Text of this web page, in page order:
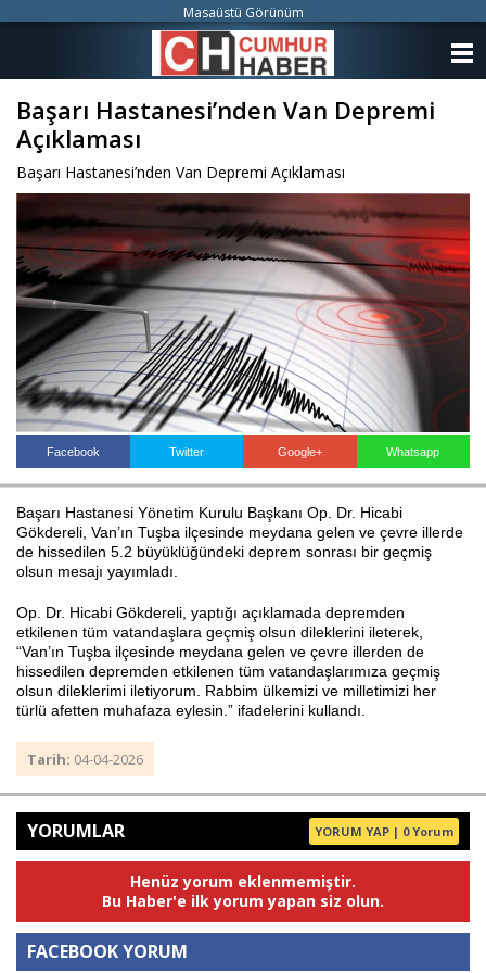
Başarı Hastanesi’nden Van Depremi
Açıklaması
Başarı Hastanesi’nden Van Depremi Açıklaması
Facebook Twitter Google+ Whatsapp
Başarı Hastanesi Yönetim Kurulu Başkanı Op. Dr. Hicabi
Gökdereli, Van’ın Tuşba ilçesinde meydana gelen ve çevre illerde
de hissedilen 5.2 büyüklüğündeki deprem sonrası bir geçmiş
olsun mesajı yayımladı.
Op. Dr. Hicabi Gökdereli, yaptığı açıklamada depremden
etkilenen tüm vatandaşlara geçmiş olsun dileklerini ileterek,
“Van’ın Tuşba ilçesinde meydana gelen ve çevre illerden de
hissedilen depremden etkilenen tüm vatandaşlarımıza geçmiş
olsun dileklerimi iletiyorum. Rabbim ülkemizi ve milletimizi her
türlü afetten muhafaza eylesin.” ifadelerini kullandı.
Tarih: 04-04-2026
YORUMLAR YORUM YAP | 0 Yorum
Henüz yorum eklenmemiştir.
Bu Haber'e ilk yorum yapan siz olun.
FACEBOOK YORUM
Masaüstü Görünüm
KATEGORİLER
ANKETLER
FOTO GALERİ
VİDEO GALERİ
KÜNYE
İLETİŞİM
Haberin Doğru Adresi.